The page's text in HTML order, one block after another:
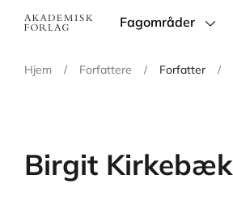
Main
Fagområder
Hjem / Forfattere / Forfatter /
Birgit Kirkebæk